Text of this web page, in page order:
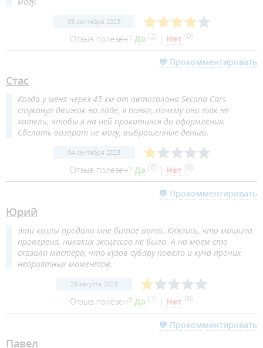
05 сентября 2023
Отзыв полезен? Да (2) | Нет (0)
💬 Прокомментировать
Стас
Когда у меня через 45 км от автосалона Second Cars
стуканул движок на ладе, я понял, почему они так не
хотели, чтобы я на ней прокатился до оформления.
Сделать возврат не могу, выброшенные деньги.
04 сентября 2023
Отзыв полезен? Да (6) | Нет (0)
💬 Прокомментировать
Юрий
Эти козлы продали мне битое авто. Клялись, что машина
проверена, никаких эксцессов не было. А на моем сто
сказали мастера, что кузов субару повело и куча прочих
неприятных моментов.
29 августа 2023
Отзыв полезен? Да (7) | Нет (0)
💬 Прокомментировать
Павел